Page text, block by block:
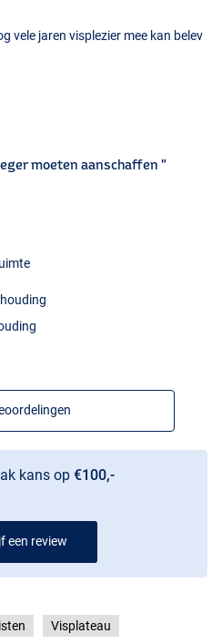
vele jaren visplezier mee kan belev
moeten aanschaffen "
kans op €100,-
een review
Visplateau